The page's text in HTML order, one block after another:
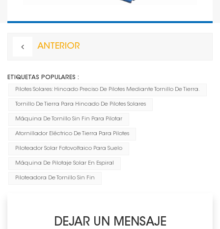
ANTERIOR
ETIQUETAS POPULARES :
Pilotes Solares: Hincado Preciso De Pilotes Mediante Tornillo De Tierra.
Tornillo De Tierra Para Hincado De Pilotes Solares
Máquina De Tornillo Sin Fin Para Pilotar
Atornillador Eléctrico De Tierra Para Pilotes
Piloteador Solar Fotovoltaico Para Suelo
Máquina De Pilotaje Solar En Espiral
Piloteadora De Tornillo Sin Fin
DEJAR UN MENSAJE